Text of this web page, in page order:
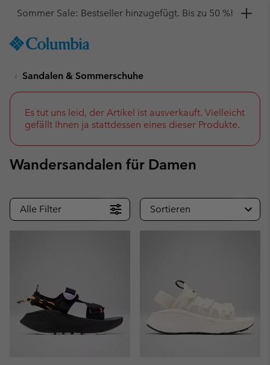
TO
SKIP
NAV
SKIP
TO
SEARCH
Hol dir einen 10 %-Gutschein
Sandalen & Sommerschuhe
Es tut uns leid, der Artikel ist ausverkauft. Vielleicht
gefällt Ihnen ja stattdessen eines dieser Produkte.
Wandersandalen für Damen
Alle Filter Sortieren